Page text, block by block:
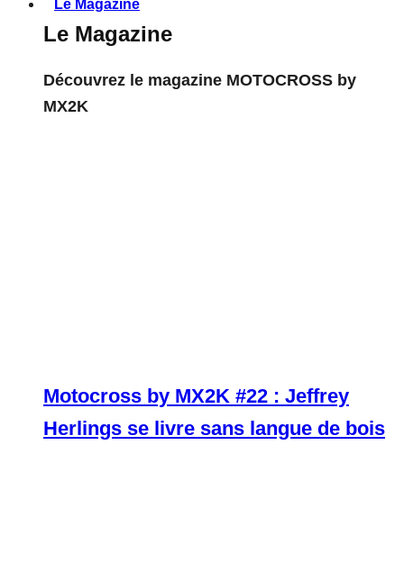
Le Magazine
Le Magazine
Découvrez le magazine MOTOCROSS by
MX2K
Motocross by MX2K #22 : Jeffrey
Herlings se livre sans langue de bois